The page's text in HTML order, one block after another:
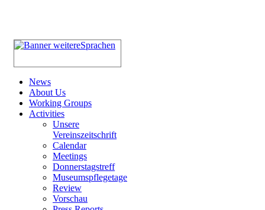
News
About Us
Working Groups
Activities
Unsere
Vereinszeitschrift
Calendar
Meetings
Donnerstagstreff
Museumspflegetage
Review
Vorschau